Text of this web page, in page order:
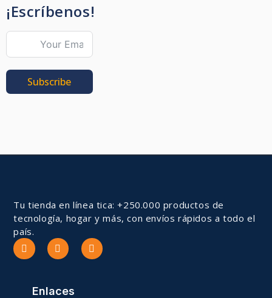
¡Escríbenos!
Subscribe
Tu tienda en línea tica: +250.000 productos de
tecnología, hogar y más, con envíos rápidos a todo el
país.
Enlaces